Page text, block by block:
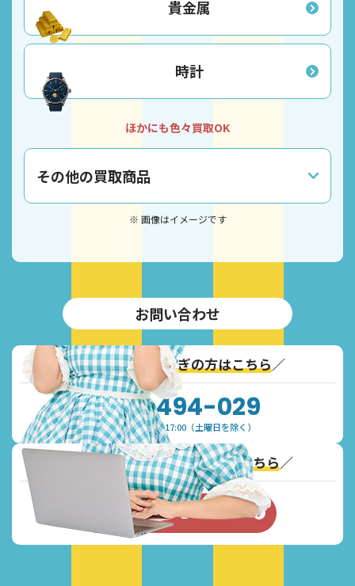
貴金属
時計
ほかにも色々買取OK
その他の買取商品
※ 画像はイメージです
お問い合わせ
＼通話無料！お急ぎの方はこちら／
0120-494-029
受付時間：9:30~17:00（土曜日を除く）
Webからのお問い合わせはこちら／
お問い合わせフォーム